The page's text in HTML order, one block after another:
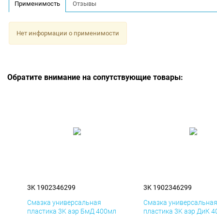
Применимость Отзывы
Нет информации о применимости
Обратите внимание на сопутствующие товары:
3K 1902346299
Смазка универсальная
пластика 3K аэр БмД 400мл
3K 1902346299
Смазка универсальная
пластика 3K аэр ДиК